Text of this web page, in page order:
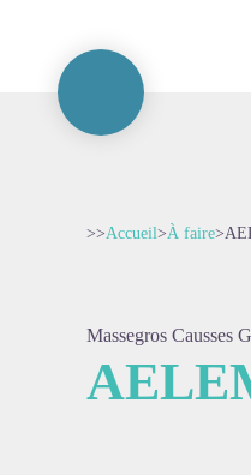
>>Accueil>À faire>
Massegros Causses